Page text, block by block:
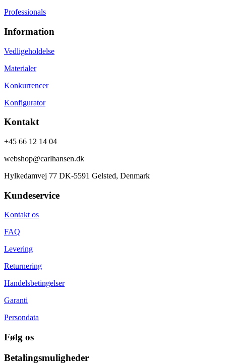
Professionals
Information
Vedligeholdelse
Materialer
Konkurrencer
Konfigurator
Kontakt
+45 66 12 14 04
webshop@carlhansen.dk
Hylkedamvej 77 DK-5591 Gelsted, Denmark
Kundeservice
Kontakt os
FAQ
Levering
Returnering
Handelsbetingelser
Garanti
Persondata
Følg os
Betalingsmuligheder